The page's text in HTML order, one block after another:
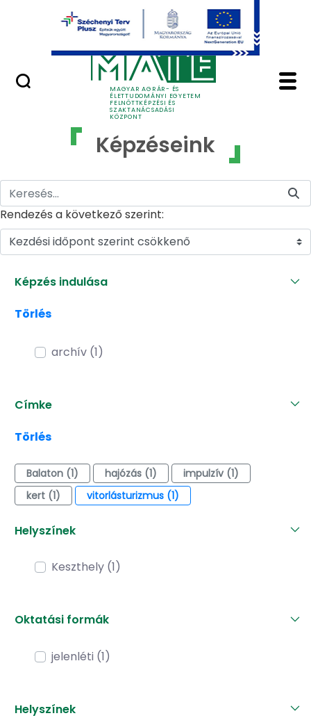
Ugrás a fő tartalomhoz
MAGYAR AGRÁR- ÉS
ÉLETTUDOMÁNYI EGYETEM
FELNŐTTKÉPZÉSI ÉS
SZAKTANÁCSADÁSI
KÖZPONT
Képzéseink - MATE
Képzéseink
Rendezés a következő szerint:
Kezdési időpont szerint csökkenő
Képzés indulása
Törlés
archív (1)
Címke
Törlés
Balaton (1) hajózás (1)
impulzív (1)
kert (1)
vitorlásturizmus (1)
Helyszínek
Keszthely (1)
Oktatási formák
jelenléti (1)
Helyszínek